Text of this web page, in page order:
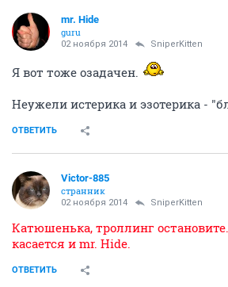
mr. Hide
guru
02 ноября 2014 SniperKitten
Я вот тоже озадачен.
Неужели истерика и эзотерика -
ОТВЕТИТЬ
Victor-885
странник
02 ноября 2014 SniperKitten
Катюшенька, троллинг
касается и mr. Hide.
ОТВЕТИТЬ